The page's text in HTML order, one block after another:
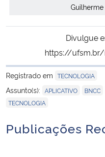
Divulgue
https://ufsm.br/
Registrado em TECNOLOGIA
Assunto(s): APLICATIVO BNCC
TECNOLOGIA
Publicações